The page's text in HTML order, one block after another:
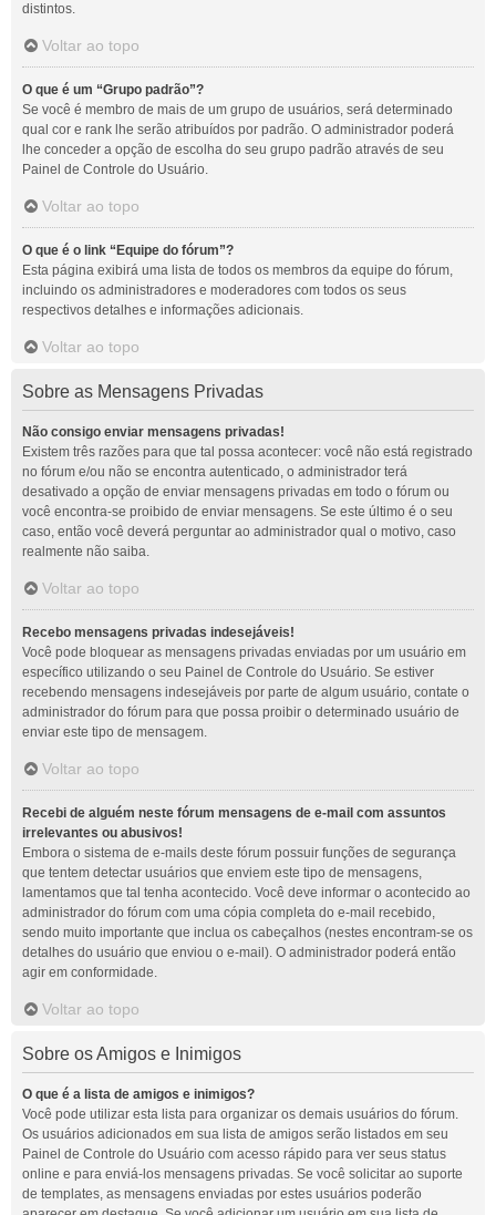
distintos.
Voltar ao topo
O que é um “Grupo padrão”?
Se você é membro de mais de um grupo de usuários, será determinado
qual cor e rank lhe serão atribuídos por padrão. O administrador poderá
lhe conceder a opção de escolha do seu grupo padrão através de seu
Painel de Controle do Usuário.
Voltar ao topo
O que é o link “Equipe do fórum”?
Esta página exibirá uma lista de todos os membros da equipe do fórum,
incluindo os administradores e moderadores com todos os seus
respectivos detalhes e informações adicionais.
Voltar ao topo
Sobre as Mensagens Privadas
Não consigo enviar mensagens privadas!
Existem três razões para que tal possa acontecer: você não está registrado
no fórum e/ou não se encontra autenticado, o administrador terá
desativado a opção de enviar mensagens privadas em todo o fórum ou
você encontra-se proibido de enviar mensagens. Se este último é o seu
caso, então você deverá perguntar ao administrador qual o motivo, caso
realmente não saiba.
Voltar ao topo
Recebo mensagens privadas indesejáveis!
Você pode bloquear as mensagens privadas enviadas por um usuário em
específico utilizando o seu Painel de Controle do Usuário. Se estiver
recebendo mensagens indesejáveis por parte de algum usuário, contate o
administrador do fórum para que possa proibir o determinado usuário de
enviar este tipo de mensagem.
Voltar ao topo
Recebi de alguém neste fórum mensagens de e-mail com assuntos
irrelevantes ou abusivos!
Embora o sistema de e-mails deste fórum possuir funções de segurança
que tentem detectar usuários que enviem este tipo de mensagens,
lamentamos que tal tenha acontecido. Você deve informar o acontecido ao
administrador do fórum com uma cópia completa do e-mail recebido,
sendo muito importante que inclua os cabeçalhos (nestes encontram-se os
detalhes do usuário que enviou o e-mail). O administrador poderá então
agir em conformidade.
Voltar ao topo
Sobre os Amigos e Inimigos
O que é a lista de amigos e inimigos?
Você pode utilizar esta lista para organizar os demais usuários do fórum.
Os usuários adicionados em sua lista de amigos serão listados em seu
Painel de Controle do Usuário com acesso rápido para ver seus status
online e para enviá-los mensagens privadas. Se você solicitar ao suporte
de templates, as mensagens enviadas por estes usuários poderão